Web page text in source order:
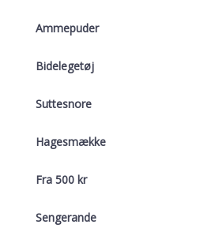
Ammepuder
Bidelegetøj
Suttesnore
Hagesmække
Fra 500 kr
Sengerande